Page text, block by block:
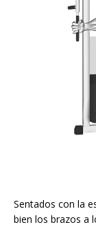
Sentados con la
bien los brazos a